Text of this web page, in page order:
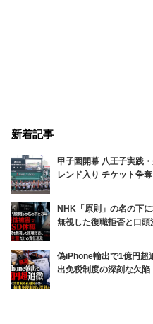
新着記事
甲子園開幕 八王子実践
レンド入り チケット
NHK「原則」の名の下に3年 職員性被害でPTSD休職 医
無視した復職拒否と口頭
偽iPhone輸出で1億円超追徴 神戸3社の消費税不正還付
出免税制度の深刻な欠陥